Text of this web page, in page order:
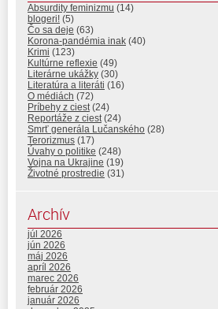
Absurdity feminizmu (14)
blogeri! (5)
Čo sa deje (63)
Korona-pandémia inak (40)
Krimi (123)
Kultúrne reflexie (49)
Literárne ukážky (30)
Literatúra a literáti (16)
O médiách (72)
Príbehy z ciest(24)
Reportáže z ciest(24)
Smrť generála Lučanského (28)
Terorizmus (17)
Úvahy o politike (248)
Vojna na Ukrajine (19)
Životné prostredie (31)
Archív
júl 2026
jún 2026
máj 2026
apríl 2026
marec 2026
február 2026
január 2026